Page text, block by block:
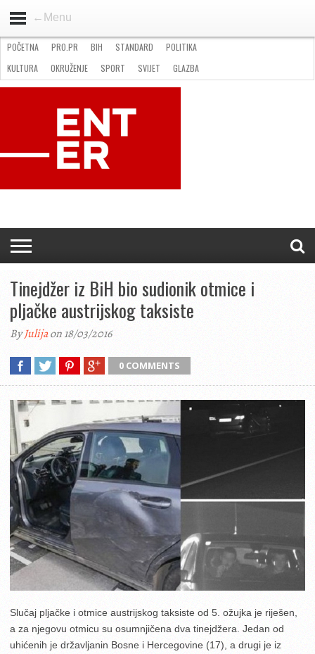
←Menu
STANDARD
GOSPODARSTVO
OKRUŽENJE
POČETNA PRO.PR BIH STANDARD
POLITIKA
KULTURA
OKRUŽENJE SPORT SVIJET
GLAZBA
NATJEČAJI
FILMING LOCATION IN BH KONTAKT
Tinejdžer iz BiH bio sudionik otmice i
pljačke austrijskog taksiste
ByJulijaon 18/03/2016
0 COMMENTS
Slučaj pljačke i otmice austrijskog taksiste od 5. ožujka je riješen,
a za njegovu otmicu su osumnjičena dva tinejdžera. Jedan od
uhićenih je državljanin Bosne i Hercegovine (17), a drugi je iz